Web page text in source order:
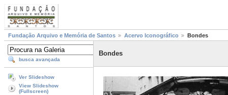
Fundação Arquivo e Memória de Santos Acervo Iconográfico Bondes
busca avançada
Ver Slideshow
View Slideshow
(Fullscreen)
Bondes